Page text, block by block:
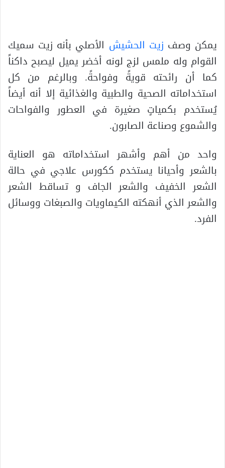
يمكن وصف زيت الحشيش الأصلي بأنه زيت سميك
القوام وله ملمس لزج لونه أخضر يميل ليصبح داكناً
كما أن رائحته قويةً وفواحةً. وبالرغم من كل
استخداماته الصحية والطبية والغذائية إلا أنه أيضاً
يُستخدم بكمياتٍ صغيرة في العطور والفواحات
والشموع وصناعة الصابون.
واحد من أهم وأشهر استخداماته هو العناية
بالشعر وأحيانا يستخدم ككورس علاجي في حالة
الشعر الخفيف والشعر الجاف و تساقط الشعر
والشعر الذي أنهكته الكيماويات والصبغات ووسائل
الفرد.